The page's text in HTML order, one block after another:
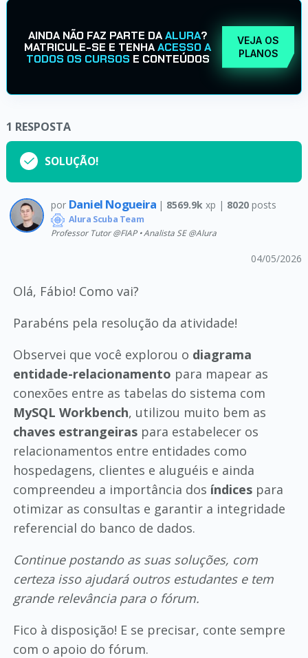
AINDA NÃO FAZ PARTE DAALURA?
MATRICULE-SE E TENHAACESSO A
TODOS OS CURSOS E CONTEÚDOS
VEJA OS
PLANOS
1 RESPOSTA
SOLUÇÃO!
por Daniel Nogueira | 8569.9k xp | 8020 posts
Alura Scuba Team
Professor Tutor @FIAP • Analista SE @Alura
04/05/2026
Olá, Fábio! Como vai?
Parabéns pela resolução da atividade!
Observei que você explorou o diagrama
entidade-relacionamento para mapear as
conexões entre as tabelas do sistema com
MySQL Workbench, utilizou muito bem as
chaves estrangeiraspara estabelecer os
relacionamentos entre entidades como
hospedagens, clientes e aluguéis e ainda
compreendeu a importância dos índicespara
otimizar as consultas e garantir a integridade
referencial do banco de dados.
Continue postando as suas soluções, com
certeza isso ajudará outros estudantes e tem
grande relevância para o fórum.
Fico à disposição! E se precisar, conte sempre
com o apoio do fórum.